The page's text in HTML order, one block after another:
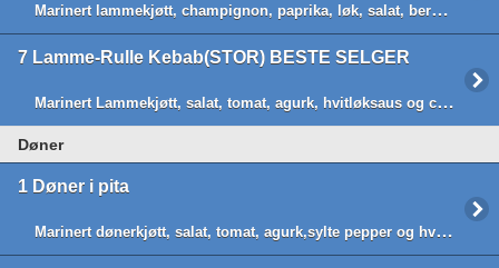
Marinert lammekjøtt, champignon, paprika, løk, salat, bernaise- eller hvitløksaus og chips.
7 Lamme-Rulle Kebab(STOR) BESTE SELGER
Marinert Lammekjøtt, salat, tomat, agurk, hvitløksaus og chilisaus -lefsebrød(BESTE SELGER)
Døner
1 Døner i pita
Marinert dønerkjøtt, salat, tomat, agurk,sylte pepper og hvitløk- eller chilisaus